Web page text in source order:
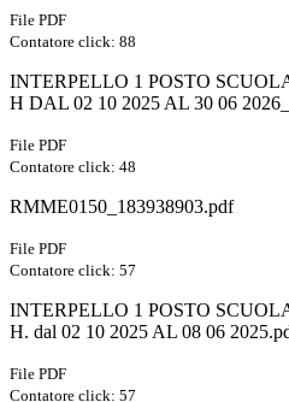
File PDF
Contatore click: 88
INTERPELLO 1 POSTO
H DAL 02 10 2025 AL 30 06
File PDF
Contatore click: 48
RMME0150_183938903.pdf
File PDF
Contatore click: 57
INTERPELLO 1 POSTO
H. dal 02 10 2025 AL 08 06
File PDF
Contatore click: 57